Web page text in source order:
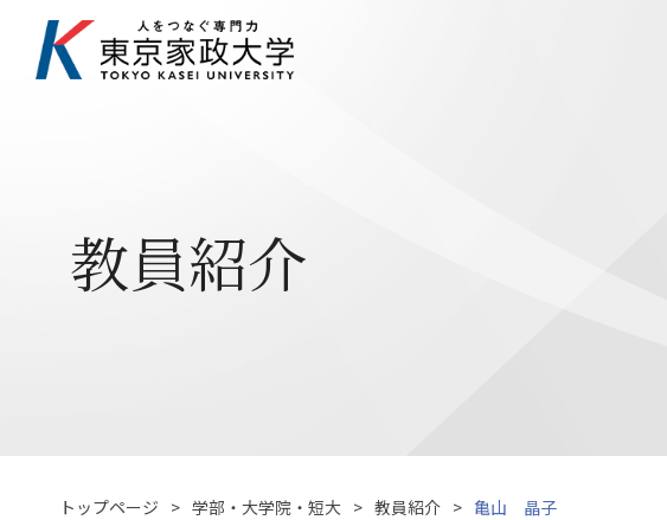
教員紹介
トップページ 学部・大学院・短大 教員紹介 亀山 晶子